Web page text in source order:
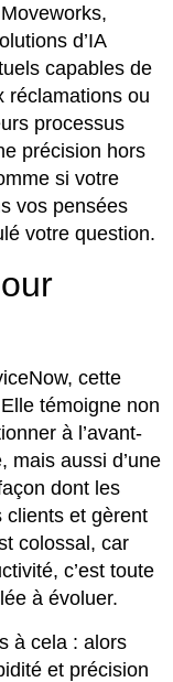
d’IA
capables de
réclamations ou
processus
précision hors
si votre
vos pensées
votre question.
cette
témoigne non
à l’avant-
mais aussi d’une
dont les
clients et gèrent
colossal, car
c’est toute
à évoluer.
à cela : alors
et précision